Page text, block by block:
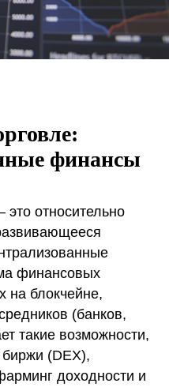
финансы
это относительно
финансовых
на блокчейне,
(банков,
такие возможности,
(DEX),
доходности и